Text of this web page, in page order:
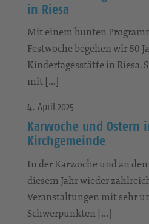
in Riesa
Mit einem bunten
Festwoche begehen wir 80
Kindertagesstätte in Riesa.
mit […]
4. April 2025
Karwoche und Ostern
Kirchgemeinde
In der Karwoche und an
diesem Jahr wieder
Veranstaltungen mit sehr
Schwerpunkten […]